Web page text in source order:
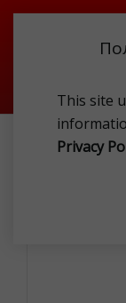
This site
Privacy
VALENTINO